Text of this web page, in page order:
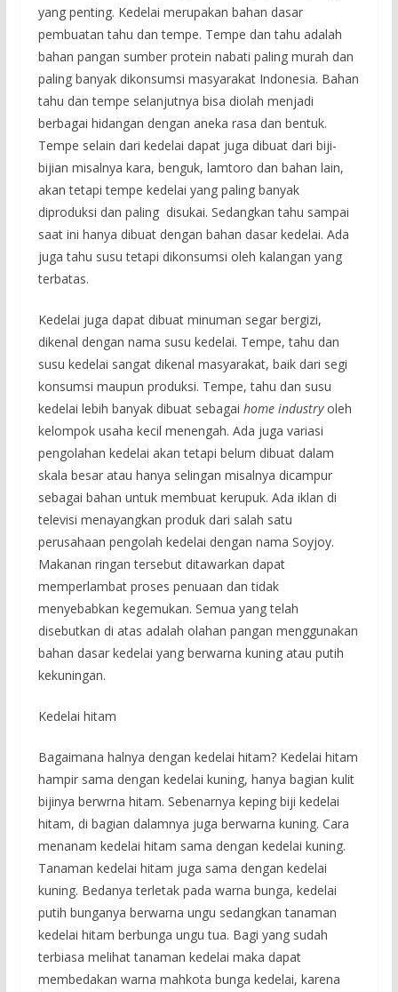
yang penting. Kedelai merupakan bahan dasar
pembuatan tahu dan tempe. Tempe dan tahu adalah
bahan pangan sumber protein nabati paling murah dan
paling banyak dikonsumsi masyarakat Indonesia. Bahan
tahu dan tempe selanjutnya bisa diolah menjadi
berbagai hidangan dengan aneka rasa dan bentuk.
Tempe selain dari kedelai dapat juga dibuat dari biji-
bijian misalnya kara, benguk, lamtoro dan bahan lain,
akan tetapi tempe kedelai yang paling banyak
diproduksi dan paling disukai. Sedangkan tahu sampai
saat ini hanya dibuat dengan bahan dasar kedelai. Ada
juga tahu susu tetapi dikonsumsi oleh kalangan yang
terbatas.
Kedelai juga dapat dibuat minuman segar bergizi,
dikenal dengan nama susu kedelai. Tempe, tahu dan
susu kedelai sangat dikenal masyarakat, baik dari segi
konsumsi maupun produksi. Tempe, tahu dan susu
kedelai lebih banyak dibuat sebagai home industryoleh
kelompok usaha kecil menengah. Ada juga variasi
pengolahan kedelai akan tetapi belum dibuat dalam
skala besar atau hanya selingan misalnya dicampur
sebagai bahan untuk membuat kerupuk. Ada iklan di
televisi menayangkan produk dari salah satu
perusahaan pengolah kedelai dengan nama Soyjoy.
Makanan ringan tersebut ditawarkan dapat
memperlambat proses penuaan dan tidak
menyebabkan kegemukan. Semua yang telah
disebutkan di atas adalah olahan pangan menggunakan
bahan dasar kedelai yang berwarna kuning atau putih
kekuningan.
Kedelai hitam
Bagaimana halnya dengan kedelai hitam? Kedelai hitam
hampir sama dengan kedelai kuning, hanya bagian kulit
bijinya berwrna hitam. Sebenarnya keping biji kedelai
hitam, di bagian dalamnya juga berwarna kuning. Cara
menanam kedelai hitam sama dengan kedelai kuning.
Tanaman kedelai hitam juga sama dengan kedelai
kuning. Bedanya terletak pada warna bunga, kedelai
putih bunganya berwarna ungu sedangkan tanaman
kedelai hitam berbunga ungu tua. Bagi yang sudah
terbiasa melihat tanaman kedelai maka dapat
membedakan warna mahkota bunga kedelai, karena